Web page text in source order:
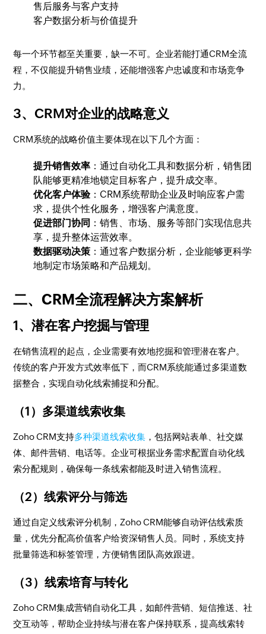
售后服务与客户支持
客户数据分析与价值提升
每一个环节都至关重要，缺一不可。企业若能打通CRM全流
程，不仅能提升销售业绩，还能增强客户忠诚度和市场竞争
力。
3、CRM对企业的战略意义
CRM系统的战略价值主要体现在以下几个方面：
提升销售效率 ：通过自动化工具和数据分析，销售团
队能够更精准地锁定目标客户，提升成交率。
优化客户体验：CRM系统帮助企业及时响应客户需
求，提供个性化服务，增强客户满意度。
促进部门协同 ：销售、市场、服务等部门实现信息共
享，提升整体运营效率。
数据驱动决策 ：通过客户数据分析，企业能够更科学
地制定市场策略和产品规划。
二、CRM全流程解决方案解析
1、潜在客户挖掘与管理
在销售流程的起点，企业需要有效地挖掘和管理潜在客户。
传统的客户开发方式效率低下，而CRM系统能通过多渠道数
据整合，实现自动化线索捕捉和分配。
（1）多渠道线索收集
Zoho CRM支持多种渠道线索收集 ，包括网站表单、社交媒
体、邮件营销、电话等。企业可根据业务需求配置自动化线
索分配规则，确保每一条线索都能及时进入销售流程。
（2）线索评分与筛选
通过自定义线索评分机制，Zoho CRM能够自动评估线索质
量，优先分配高价值客户给资深销售人员。同时，系统支持
批量筛选和标签管理，方便销售团队高效跟进。
（3）线索培育与转化
Zoho CRM集成营销自动化工具，如邮件营销、短信推送、社
交互动等，帮助企业持续与潜在客户保持联系，提高线索转